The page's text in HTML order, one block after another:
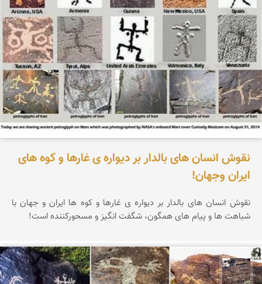
نقوش انسان های بالدار بر دیواره ی غارها و کوه های
ایران وجهان!
نقوش انسان های بالدار بر دیواره ی غارها و کوه ها ایران و جهان با
شباهت ها و پیام های همگون، شگفت انگیز و مسحورکننده است!
محمد ناصری فرد